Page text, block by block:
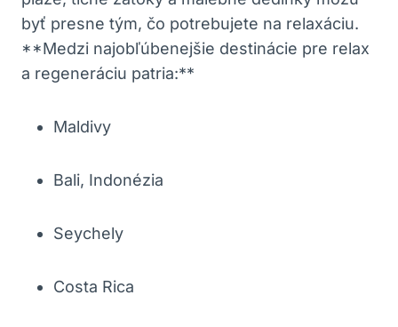
byť presne tým, čo potrebujete na relaxáciu.
**Medzi najobľúbenejšie destinácie pre relax
a regeneráciu patria:**
Maldivy
Bali, Indonézia
Seychely
Costa Rica